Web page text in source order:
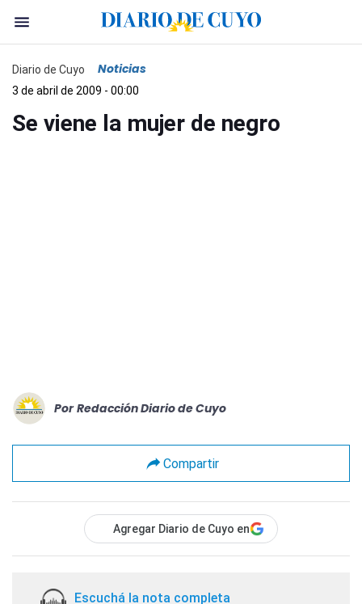
Diario de Cuyo Noticias
3 de abril de 2009 - 00:00
Se viene la mujer de negro
Por Redacción Diario de Cuyo
Compartir
Agregar Diario de Cuyo en
Escuchá la nota completa